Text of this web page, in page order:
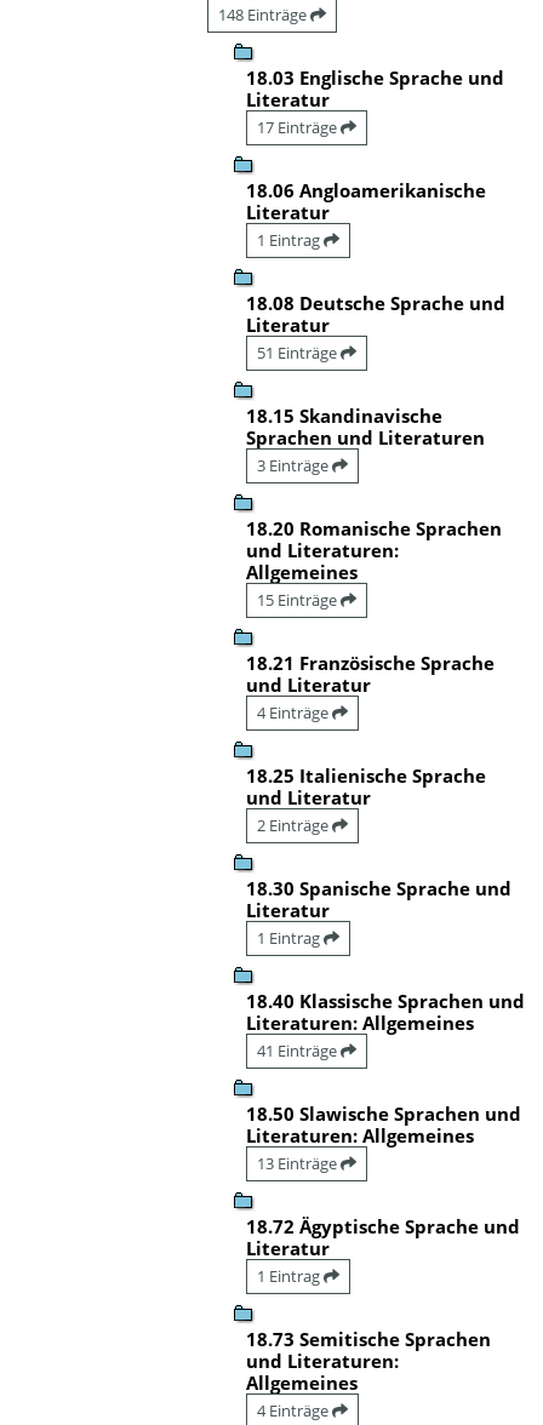
148 Einträge
18.03 Englische Sprache und
Literatur
17 Einträge
18.06 Angloamerikanische
Literatur
1 Eintrag
18.08 Deutsche Sprache und
Literatur
51 Einträge
18.15 Skandinavische
Sprachen und Literaturen
3 Einträge
18.20 Romanische Sprachen
und Literaturen:
Allgemeines
15 Einträge
18.21 Französische Sprache
und Literatur
4 Einträge
18.25 Italienische Sprache
und Literatur
2 Einträge
18.30 Spanische Sprache und
Literatur
1 Eintrag
18.40 Klassische Sprachen und
Literaturen: Allgemeines
41 Einträge
18.50 Slawische Sprachen und
Literaturen: Allgemeines
13 Einträge
18.72 Ägyptische Sprache und
Literatur
1 Eintrag
18.73 Semitische Sprachen
und Literaturen:
Allgemeines
4 Einträge